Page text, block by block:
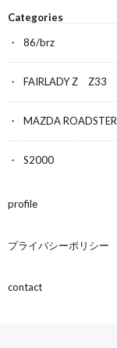
Categories
86/brz
FAIRLADY Z Z33
MAZDA ROADSTER
S2000
profile
プライバシーポリシー
contact